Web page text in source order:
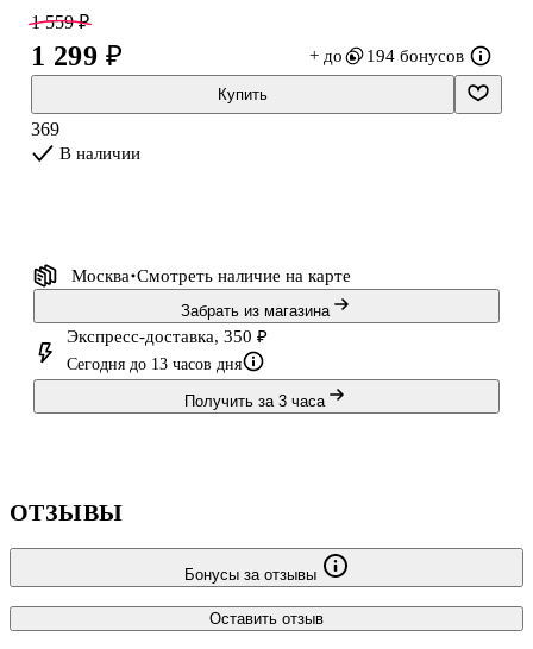
и передать доказательства, чтобы наказать виновного?
1 559 ₽
1 299 ₽ + до 194 бонусов
Купить
369
В наличии
Москва Смотреть наличие на карте
Забрать из магазина
Экспресс-доставка, 350 ₽
Сегодня до 13 часов дня
Получить за 3 часа
ОТЗЫВЫ
Бонусы за отзывы
Оставить отзыв